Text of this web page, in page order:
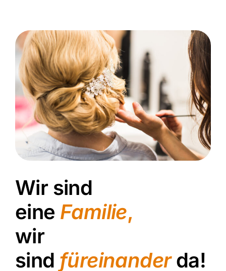
Wir sind
eine Familie,
wir
sind füreinander da!